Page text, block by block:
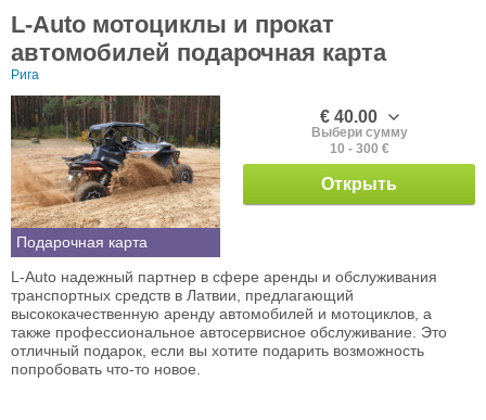
L-Auto мотоциклы и прокат
автомобилей подарочная карта
Рига
Подарочная карта
€ 40.00
Выбери сумму
10 - 300 €
Открыть
L-Auto надежный партнер в сфере аренды и обслуживания
транспортных средств в Латвии, предлагающий
высококачественную аренду автомобилей и мотоциклов, а
также профессиональное автосервисное обслуживание. Это
отличный подарок, если вы хотите подарить возможность
попробовать что-то новое.